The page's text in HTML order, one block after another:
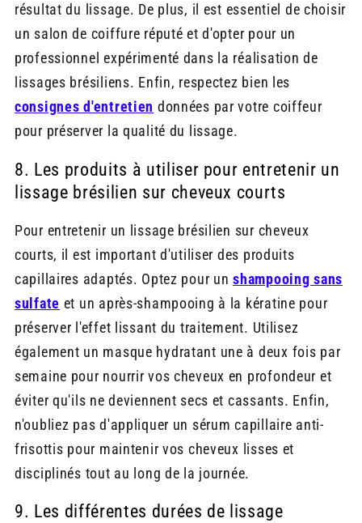
résultat du lissage. De plus, il est essentiel de choisir
un salon de coiffure réputé et d'opter pour un
professionnel expérimenté dans la réalisation de
lissages brésiliens. Enfin, respectez bien les
consignes d'entretien données par votre coiffeur
pour préserver la qualité du lissage.
8. Les produits à utiliser pour entretenir un
lissage brésilien sur cheveux courts
Pour entretenir un lissage brésilien sur cheveux
courts, il est important d'utiliser des produits
capillaires adaptés. Optez pour unshampooing sans
sulfate et un après-shampooing à la kératine pour
préserver l'effet lissant du traitement. Utilisez
également un masque hydratant une à deux fois par
semaine pour nourrir vos cheveux en profondeur et
éviter qu'ils ne deviennent secs et cassants. Enfin,
n'oubliez pas d'appliquer un sérum capillaire anti-
frisottis pour maintenir vos cheveux lisses et
disciplinés tout au long de la journée.
9. Les différentes durées de lissage